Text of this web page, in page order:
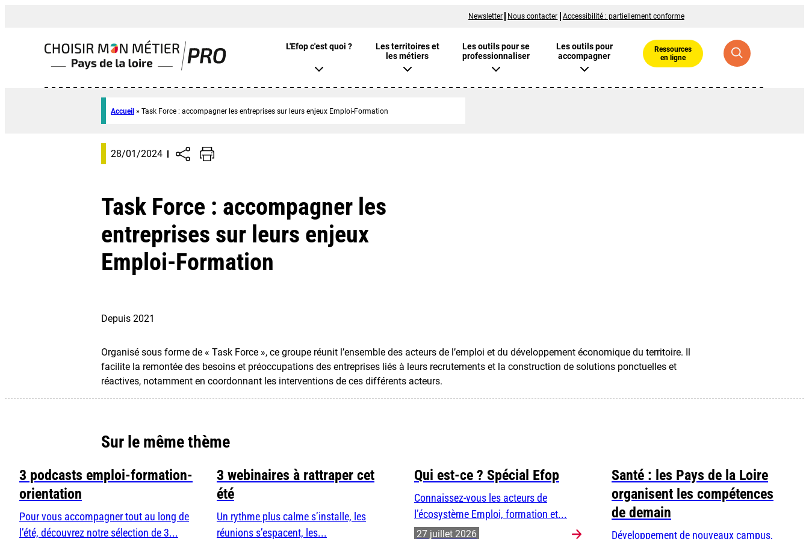
Newsletter Nous contacter Accessibilité : partiellement conforme
L'Efop c'est quoi ?
Les territoires et
les métiers
Les outils pour se
professionnaliser
Les outils pour
accompagner
Ressources
en ligne
Accueil » Task Force : accompagner les entreprises sur leurs enjeux Emploi-Formation
28/01/2024
Task Force : accompagner les
entreprises sur leurs enjeux
Emploi-Formation
Depuis 2021
Organisé sous forme de « Task Force », ce groupe réunit l’ensemble des acteurs de l’emploi et du développement économique du territoire. Il
facilite la remontée des besoins et préoccupations des entreprises liés à leurs recrutements et la construction de solutions ponctuelles et
réactives, notamment en coordonnant les interventions de ces différents acteurs.
Sur le même thème
3 podcasts emploi-formation-
orientation
Pour vous accompagner tout au long de
l’été, découvrez notre sélection de 3...
3 webinaires à rattraper cet
été
Un rythme plus calme s’installe, les
réunions s’espacent, les...
Qui est-ce ? Spécial Efop
Connaissez-vous les acteurs de
l’écosystème Emploi, formation et...
27 juillet 2026
Santé : les Pays de la Loire
organisent les compétences
de demain
Développement de nouveaux campus,